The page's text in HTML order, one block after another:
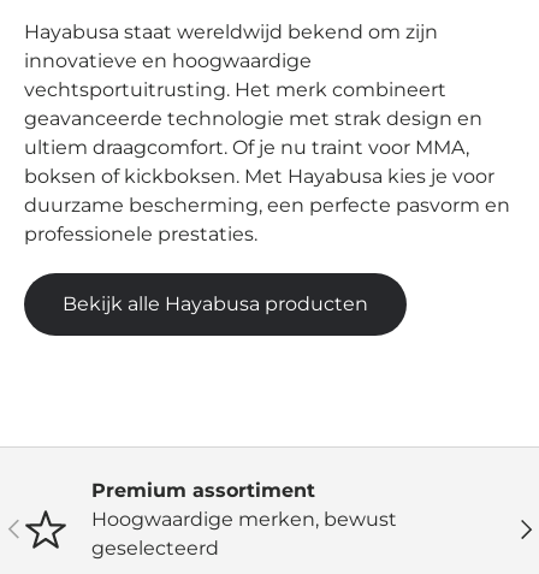
Hayabusa staat wereldwijd bekend om zijn
innovatieve en hoogwaardige
vechtsportuitrusting. Het merk combineert
geavanceerde technologie met strak design en
ultiem draagcomfort. Of je nu traint voor MMA,
boksen of kickboksen. Met Hayabusa kies je voor
duurzame bescherming, een perfecte pasvorm en
professionele prestaties.
Bekijk alle Hayabusa producten
Vorige
Premium assortiment
Hoogwaardige merken, bewust
geselecteerd